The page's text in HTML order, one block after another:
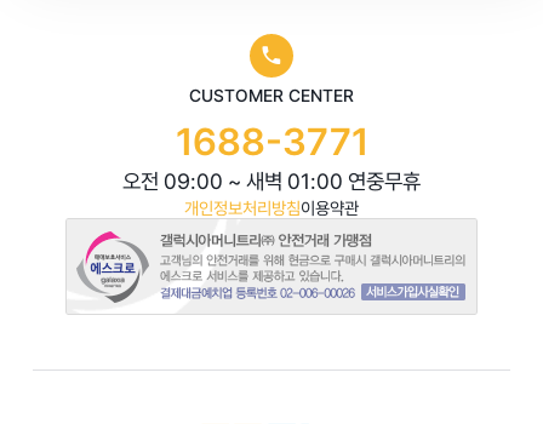
CUSTOMER CENTER
1688-3771
오전 09:00 ~ 새벽 01:00 연중무휴
개인정보처리방침이용약관